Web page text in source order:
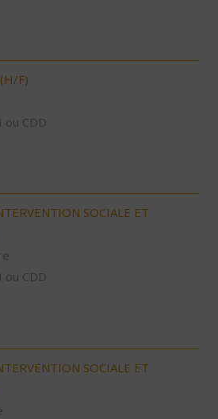
F)
ou CDD
SOCIALE ET
ou CDD
SOCIALE ET